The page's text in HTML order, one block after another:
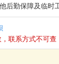
后勤保障及临时
联系方式不可查